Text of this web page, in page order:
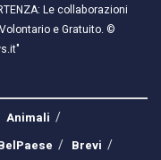
Le collaborazioni
e Gratuito. ©
Animali
Brevi